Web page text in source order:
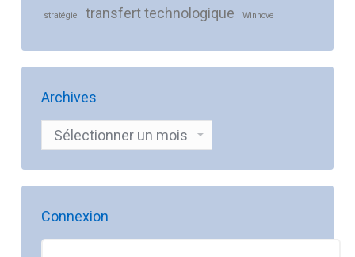
stratégie transfert technologique Winnove
Archives
Archives
Connexion